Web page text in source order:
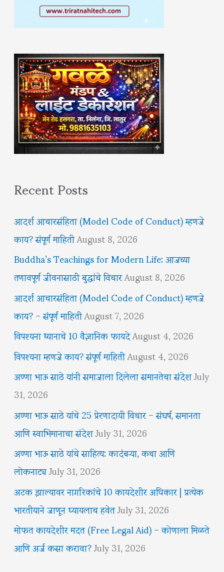
Recent Posts
आदर्श आचारसंहिता (Model Code of Conduct) म्हणजे
काय? संपूर्ण माहितीAugust 8, 2026
Buddha’s Teachings for Modern Life: आजच्या
तणावपूर्ण जीवनासाठी बुद्धांचे विचारAugust 8, 2026
आदर्श आचारसंहिता (Model Code of Conduct) म्हणजे
काय? – संपूर्ण माहितीAugust 7, 2026
विपश्यना ध्यानाचे 10 वैज्ञानिक फायदेAugust 4, 2026
विपश्यना म्हणजे काय? संपूर्ण माहितीAugust 4, 2026
अण्णा भाऊ साठे यांनी समाजाला दिलेला समानतेचा संदेशJuly
31, 2026
अण्णा भाऊ साठे यांचे 25 प्रेरणादायी विचार – संघर्ष, समानता
आणि स्वाभिमानाचा संदेशJuly 31, 2026
अण्णा भाऊ साठे यांचे साहित्य: कादंबऱ्या, कथा आणि
लोकनाट्यJuly 31, 2026
अटक झाल्यावर नागरिकांचे 10 कायदेशीर अधिकार | प्रत्येक
भारतीयाने जाणून घ्यायलाच हवेतJuly 31, 2026
मोफत कायदेशीर मदत (Free Legal Aid) – कोणाला मिळते
आणि अर्ज कसा करावा?July 31, 2026